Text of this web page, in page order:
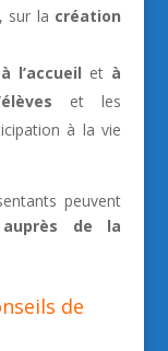
, sur la création
l’accueil et à
et les
à la vie
peuvent
de la
de